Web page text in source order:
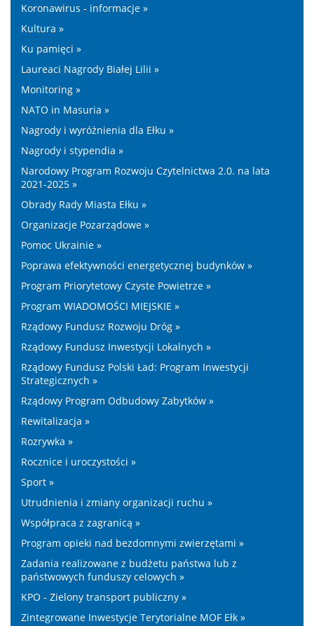
Koronawirus - informacje »
Kultura »
Ku pamięci »
Laureaci Nagrody Białej Lilii »
Monitoring »
NATO in Masuria »
Nagrody i wyróżnienia dla Ełku »
Nagrody i stypendia »
Narodowy Program Rozwoju Czytelnictwa 2.0. na lata
2021-2025 »
Obrady Rady Miasta Ełku »
Organizacje Pozarządowe »
Pomoc Ukrainie »
Poprawa efektywności energetycznej budynków »
Program Priorytetowy Czyste Powietrze »
Program WIADOMOŚCI MIEJSKIE »
Rządowy Fundusz Rozwoju Dróg »
Rządowy Fundusz Inwestycji Lokalnych »
Rządowy Fundusz Polski Ład: Program Inwestycji
Strategicznych »
Rządowy Program Odbudowy Zabytków »
Rewitalizacja »
Rozrywka »
Rocznice i uroczystości »
Sport »
Utrudnienia i zmiany organizacji ruchu »
Współpraca z zagranicą »
Program opieki nad bezdomnymi zwierzętami »
Zadania realizowane z budżetu państwa lub z
państwowych funduszy celowych »
KPO - Zielony transport publiczny »
Zintegrowane Inwestycje Terytorialne MOF Ełk »